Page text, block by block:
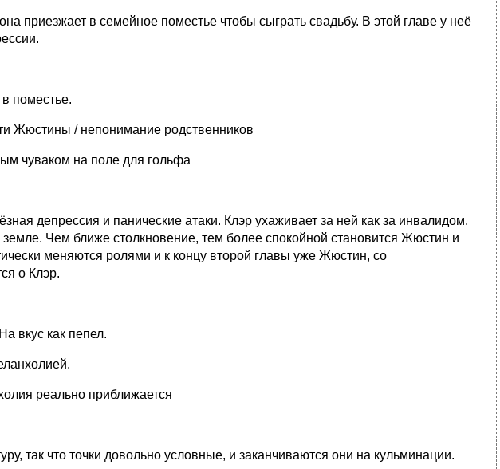
приезжает в семейное поместье чтобы сыграть свадьбу. В этой главе у неё
поместье.
Жюстины / непонимание родственников
чуваком на поле для гольфа
депрессия и панические атаки. Клэр ухаживает за ней как за инвалидом.
Чем ближе столкновение, тем более спокойной становится Жюстин и
меняются ролями и к концу второй главы уже Жюстин, со
о Клэр.
вкус как пепел.
реально приближается
так что точки довольно условные, и заканчиваются они на кульминации.